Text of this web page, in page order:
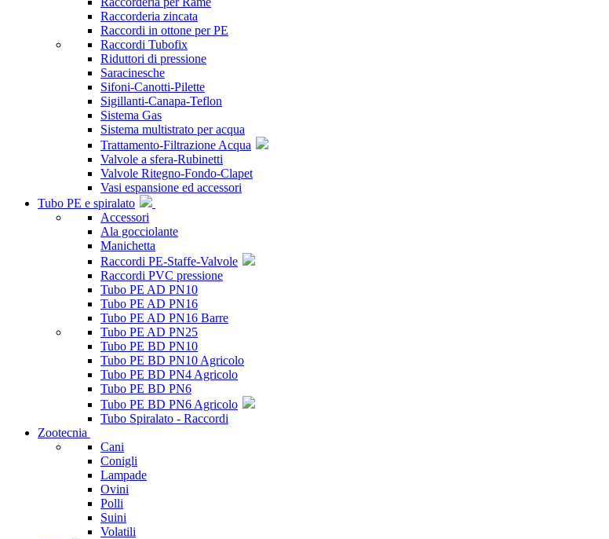
Raccorderia zincata
Raccordi in ottone per PE
Raccordi Tubofix
Riduttori di pressione
Saracinesche
Sifoni-Canotti-Pilette
Sigillanti-Canapa-Teflon
Sistema Gas
Sistema multistrato per acqua
Trattamento-Filtrazione Acqua
Valvole a sfera-Rubinetti
Valvole Ritegno-Fondo-Clapet
Vasi espansione ed accessori
Tubo PE e spiralato
Accessori
Ala gocciolante
Manichetta
Raccordi PE-Staffe-Valvole
Raccordi PVC pressione
Tubo PE AD PN10
Tubo PE AD PN16
Tubo PE AD PN16 Barre
Tubo PE AD PN25
Tubo PE BD PN10
Tubo PE BD PN10 Agricolo
Tubo PE BD PN4 Agricolo
Tubo PE BD PN6
Tubo PE BD PN6 Agricolo
Tubo Spiralato - Raccordi
Zootecnia
Cani
Conigli
Lampade
Ovini
Polli
Suini
Volatili